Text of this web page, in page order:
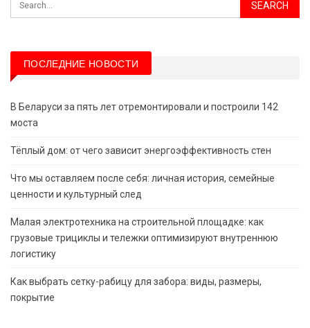
ПОСЛЕДНИЕ НОВОСТИ
В Беларуси за пять лет отремонтировали и построили 142
моста
Тёплый дом: от чего зависит энергоэффективность стен
Что мы оставляем после себя: личная история, семейные
ценности и культурный след
Малая электротехника на строительной площадке: как
грузовые трициклы и тележки оптимизируют внутреннюю
логистику
Как выбрать сетку-рабицу для забора: виды, размеры,
покрытие